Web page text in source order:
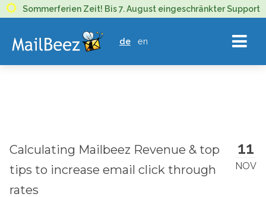
MAILBEEZ
ECOMMERCE
EMAIL
MARKETING
de en
11
NOV
Calculating Mailbeez Revenue & top
tips to increase email click through
rates
Sommerferien Zeit! Bis 7. August eingeschränkter Support